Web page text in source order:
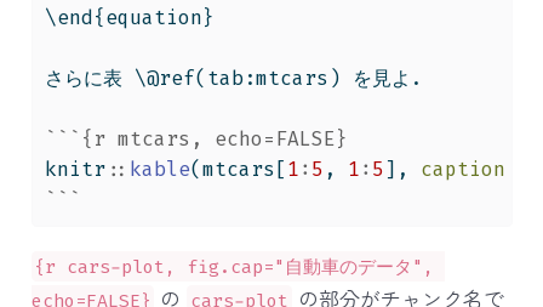
\end{equation}
さらに表 \@ref(tab:mtcars) を見よ.
```{r mtcars, echo=FALSE}
knitr :: kable(mtcars[1: 5 , 1: 5], caption =
```
{r cars-plot, fig.cap="自動車のデータ",
echo=FALSE} の cars-plot の部分がチャンク名で